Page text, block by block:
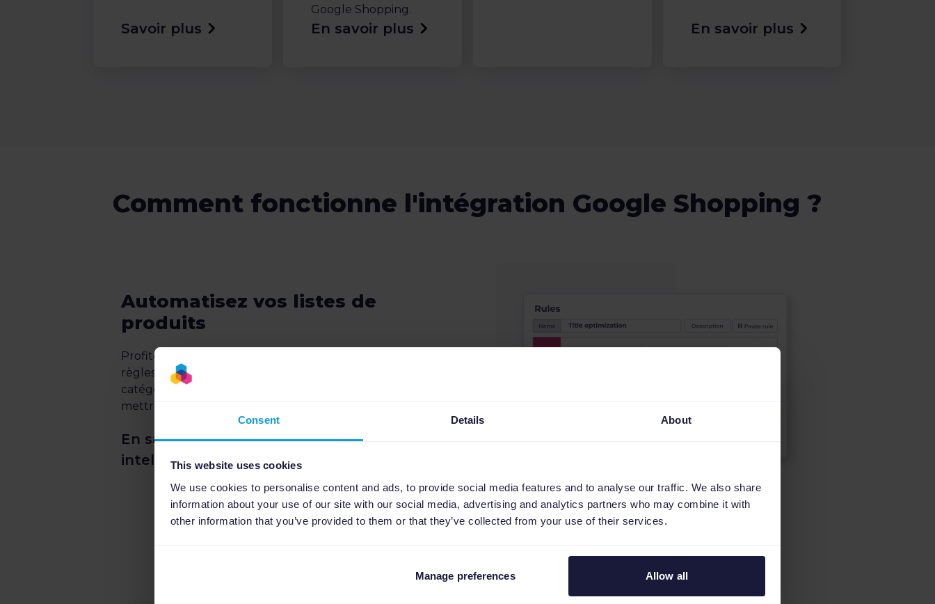
Consent Details About
This website uses cookies
We use cookies to personalise content and ads, to provide social media features and to analyse our traffic. We also share
information about your use of our site with our social media, advertising and analytics partners who may combine it with
other information that you’ve provided to them or that they’ve collected from your use of their services.
Manage preferences Allow all
Savoir plus
Google Shopping.
En savoir plus En savoir plus
Comment fonctionne l'intégration Google Shopping ?
Automatisez vos listes de
produits
Profitez de l’optimisation de vos données basée sur des
règles, et tirez parti de l’IA pour classer vos produits en
catégories. Notre API Google Shopping se chargera de
mettre à jour votre inventaire.
En savoir plus sur la catégorisation
intelligente